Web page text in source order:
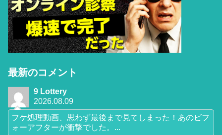
最新のコメント
9 Lottery
2026.08.09
フケ処理動画、思わず最後まで見てしまった！あのビフ
ォーアフターが衝撃でした。...